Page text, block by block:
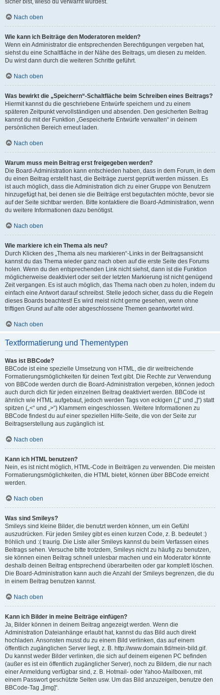
sicher bist, wieso du verwarnt wurdest.
Nach oben
Wie kann ich Beiträge den Moderatoren melden?
Wenn ein Administrator die entsprechenden Berechtigungen vergeben hat,
siehst du eine Schaltfläche in der Nähe des Beitrags, um diesen zu melden.
Du wirst dann durch die weiteren Schritte geführt.
Nach oben
Was bewirkt die „Speichern“-Schaltfläche beim Schreiben eines Beitrags?
Hiermit kannst du die geschriebene Entwürfe speichern und zu einem
späteren Zeitpunkt vervollständigen und absenden. Den gesicherten Beitrag
kannst du mit der Funktion „Gespeicherte Entwürfe verwalten“ in deinem
persönlichen Bereich erneut laden.
Nach oben
Warum muss mein Beitrag erst freigegeben werden?
Die Board-Administration kann entschieden haben, dass in dem Forum, in dem
du einen Beitrag erstellt hast, die Beiträge zuerst geprüft werden müssen. Es
ist auch möglich, dass die Administration dich zu einer Gruppe von Benutzern
hinzugefügt hat, bei denen sie die Beiträge erst begutachten möchte, bevor sie
auf der Seite sichtbar werden. Bitte kontaktiere die Board-Administration, wenn
du weitere Informationen dazu benötigst.
Nach oben
Wie markiere ich ein Thema als neu?
Durch Klicken des „Thema als neu markieren“-Links in der Beitragsansicht
kannst du das Thema wieder ganz nach oben auf die erste Seite des Forums
holen. Wenn du den entsprechenden Link nicht siehst, dann ist die Funktion
möglicherweise deaktiviert oder seit der letzten Markierung ist nicht genügend
Zeit vergangen. Es ist auch möglich, das Thema nach oben zu holen, indem du
einfach eine Antwort darauf schreibst. Stelle jedoch sicher, dass du die Regeln
dieses Boards beachtest! Es wird meist nicht gerne gesehen, wenn ohne
triftigen Grund auf alte oder abgeschlossene Themen geantwortet wird.
Nach oben
Textformatierung und Thementypen
Was ist BBCode?
BBCode ist eine spezielle Umsetzung von HTML, die dir weitreichende
Formatierungsmöglichkeiten für deinen Text gibt. Die Rechte zur Verwendung
von BBCode werden durch die Board-Administration vergeben, können jedoch
auch durch dich für jeden einzelnen Beitrag deaktiviert werden. BBCode ist
ähnlich wie HTML aufgebaut, jedoch werden Tags von eckigen („[“ und „]“) statt
spitzen („<“ und „>“) Klammern eingeschlossen. Weitere Informationen zu
BBCode findest du auf einer speziellen Hilfe-Seite, die von der Seite zur
Beitragserstellung aus zugänglich ist.
Nach oben
Kann ich HTML benutzen?
Nein, es ist nicht möglich, HTML-Code in Beiträgen zu verwenden. Die meisten
Formatierungsmöglichkeiten, die HTML bietet, können über BBCode erreicht
werden.
Nach oben
Was sind Smileys?
Smileys sind kleine Bilder, die benutzt werden können, um ein Gefühl
auszudrücken. Für jeden Smiley gibt es einen kurzen Code, z. B. bedeutet :)
fröhlich und :( traurig. Die Liste aller Smileys kannst du beim Verfassen eines
Beitrags sehen. Versuche bitte trotzdem, Smileys nicht zu häufig zu benutzen,
sie können einen Beitrag schnell unlesbar machen und ein Moderator könnte
deshalb deinen Beitrag entsprechend überarbeiten oder gar komplett löschen.
Die Board-Administration kann auch die Anzahl der Smileys begrenzen, die du
in einem Beitrag benutzen kannst.
Nach oben
Kann ich Bilder in meine Beiträge einfügen?
Ja, Bilder können in deinem Beitrag angezeigt werden. Wenn die
Administration Dateianhänge erlaubt hat, kannst du das Bild auch direkt
hochladen. Ansonsten musst du zu einem Bild verlinken, das auf einem
öffentlich zugänglichen Server liegt, z. B. http://www.domain.tld/mein-bild.gif.
Du kannst weder Bilder verlinken, die sich auf deinem eigenen PC befinden
(außer es ist ein öffentlich zugänglicher Server), noch zu Bildern, die nur nach
einer Anmeldung verfügbar sind, z. B. Hotmail- oder Yahoo-Mailboxen, mit
einem Passwort geschützte Seiten usw. Um das Bild anzuzeigen, benutze den
BBCode-Tag „[img]“.